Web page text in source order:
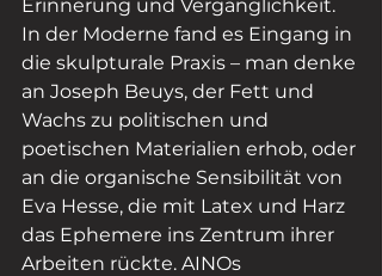
Erinnerung und Vergänglichkeit.
In der Moderne fand es Eingang in
die skulpturale Praxis – man denke
an Joseph Beuys, der Fett und
Wachs zu politischen und
poetischen Materialien erhob, oder
an die organische Sensibilität von
Eva Hesse, die mit Latex und Harz
das Ephemere ins Zentrum ihrer
Arbeiten rückte. AINOs